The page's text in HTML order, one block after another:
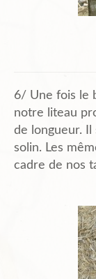
6/ Une fois le
notre liteau
de longueur. Il
solin. Les
cadre de nos